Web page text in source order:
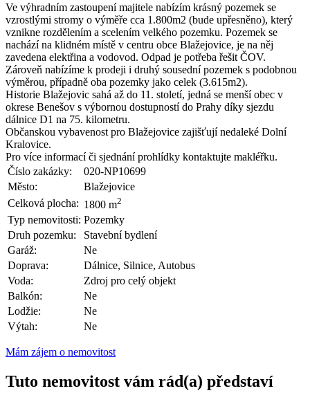
Ve výhradním zastoupení majitele nabízím krásný pozemek se
vzrostlými stromy o výměře cca 1.800m2 (bude upřesněno), který
vznikne rozdělením a scelením velkého pozemku. Pozemek se
nachází na klidném místě v centru obce Blažejovice, je na něj
zavedena elektřina a vodovod. Odpad je potřeba řešit ČOV.
Zároveň nabízíme k prodeji i druhý sousední pozemek s podobnou
výměrou, případně oba pozemky jako celek (3.615m2).
Historie Blažejovic sahá až do 11. století, jedná se menší obec v
okrese Benešov s výbornou dostupností do Prahy díky sjezdu
dálnice D1 na 75. kilometru.
Občanskou vybavenost pro Blažejovice zajišťují nedaleké Dolní
Kralovice.
Pro více informací či sjednání prohlídky kontaktujte makléřku.
Číslo zakázky:
020-NP10699
Město:
Blažejovice
Celková plocha: 1800 m2
Typ nemovitosti: Pozemky
Druh pozemku:
Stavební bydlení
Garáž:
Ne
Doprava:
Dálnice, Silnice, Autobus
Voda:
Zdroj pro celý objekt
Balkón:
Ne
Lodžie:
Ne
Výtah:
Ne
Mám zájem o nemovitost
Tuto nemovitost vám rád(a) představí